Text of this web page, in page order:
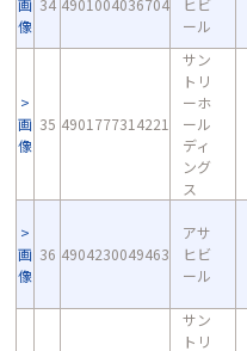
画
像
34 4901004036704
ヒビ
ール
画
像
35 4901777314221
サン
トリ
ーホ
ール
ディ
ング
ス
画
像
36 4904230049463
アサ
ヒビ
ール
サン
トリ